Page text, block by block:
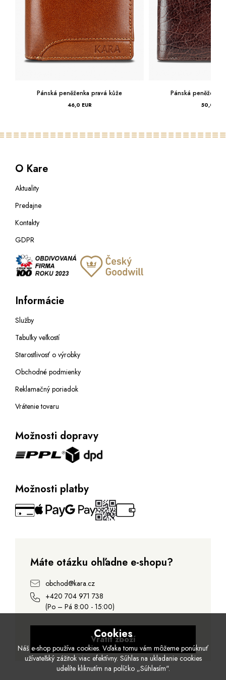
Pánská peněženka pravá kůže
O Kare
Aktuality
Predajne
Kontakty
GDPR
Informácie
Služby
Tabuľky veľkostí
Starostlivosť o výrobky
Obchodné podmienky
Reklamačný poriadok
Vrátenie tovaru
Možnosti dopravy
Možnosti platby
Máte otázku ohľadne e-shopu?
obchod@kara.cz
+420 704 971 738
(Po – Pá 8:00 - 15:00)
Vrátit zboží
Cookies
Náš e-shop používa cookies. Vďaka tomu vám môžeme ponúknuť
užívateľský zážitok viac efektívny. Súhlas na ukladanie cookies
udelíte kliknutím na políčko „Súhlasím".